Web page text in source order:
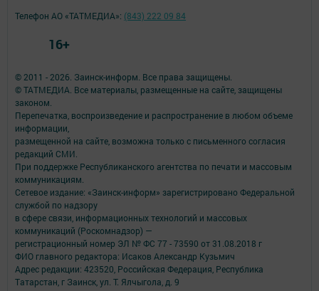
© 2011 - 2026. Заинск-информ. Все права защищены.
© ТАТМЕДИА. Все материалы, размещенные на сайте, защищены
законом.
Перепечатка, воспроизведение и распространение в любом объеме
информации,
размещенной на сайте, возможна только с письменного согласия
редакций СМИ.
При поддержке Республиканского агентства по печати и массовым
коммуникациям.
Сетевое издание: «Заинск-информ» зарегистрировано Федеральной
службой по надзору
в сфере связи, информационных технологий и массовых
коммуникаций (Роскомнадзор) —
регистрационный номер ЭЛ № ФС 77 - 73590 от 31.08.2018 г
ФИО главного редактора: Исаков Александр Кузьмич
Адрес редакции: 423520, Российская Федерация, Республика
Татарстан, г Заинск, ул. Т. Ялчыгола, д. 9
Телефон АО «ТАТМЕДИА»: (843) 222 09 84
16+